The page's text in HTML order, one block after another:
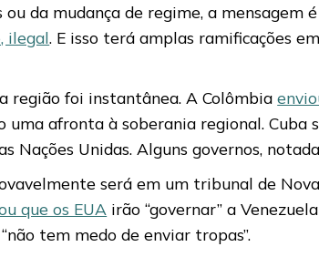
da mudança de regime, a
ilegal. E isso terá amplas ramificações
região foi instantânea. A Colômbia
uma afronta à soberania regional.
Nações Unidas. Alguns governos,
será em um tribunal de
que os EUA irão “governar” a
tem medo de enviar tropas”.